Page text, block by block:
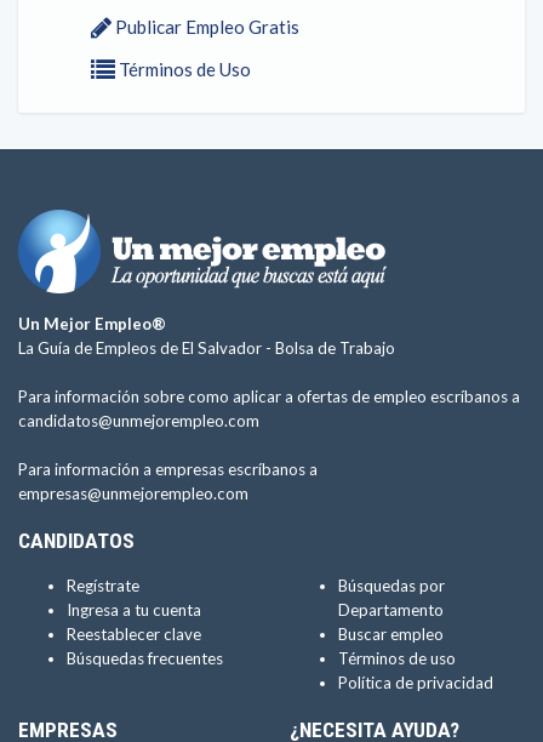
Publicar Empleo Gratis
Términos de Uso
Un Mejor Empleo®
La Guía de Empleos de El Salvador - Bolsa de Trabajo
Para información sobre como aplicar a ofertas de empleo escríbanos a
candidatos@unmejorempleo.com
Para información a empresas escríbanos a
empresas@unmejorempleo.com
CANDIDATOS
Regístrate
Ingresa a tu cuenta
Reestablecer clave
Búsquedas frecuentes
Búsquedas por
Departamento
Buscar empleo
Términos de uso
Política de privacidad
EMPRESAS ¿NECESITA AYUDA?